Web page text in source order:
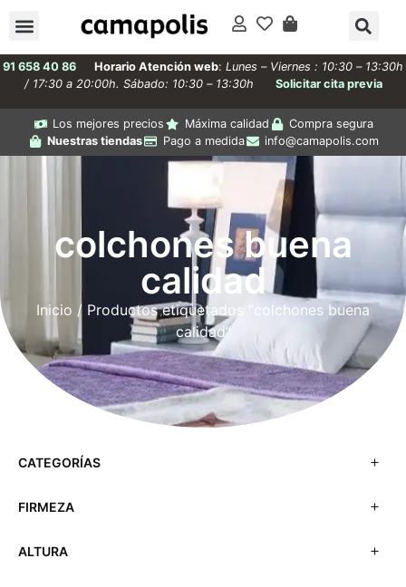
91 658 40 86 Horario Atención web: Lunes – Viernes : 10:30 – 13:30h
/ 17:30 a 20:00h. Sábado: 10:30 – 13:30h
Solicitar cita previa
Los mejores precios Máxima calidad
Compra segura
Nuestras tiendas
Pago a medida info@camapolis.com
colchones buena
calidad
Inicio / Productos etiquetados “colchones buena
calidad”
CATEGORÍAS
FIRMEZA
ALTURA